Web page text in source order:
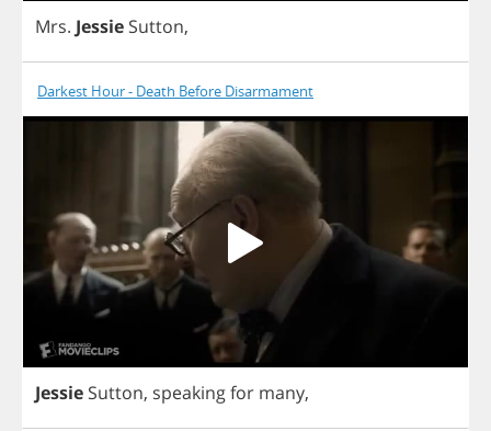
Mrs. Jessie Sutton,
Darkest Hour - Death Before Disarmament
Jessie Sutton, speakingfor many,